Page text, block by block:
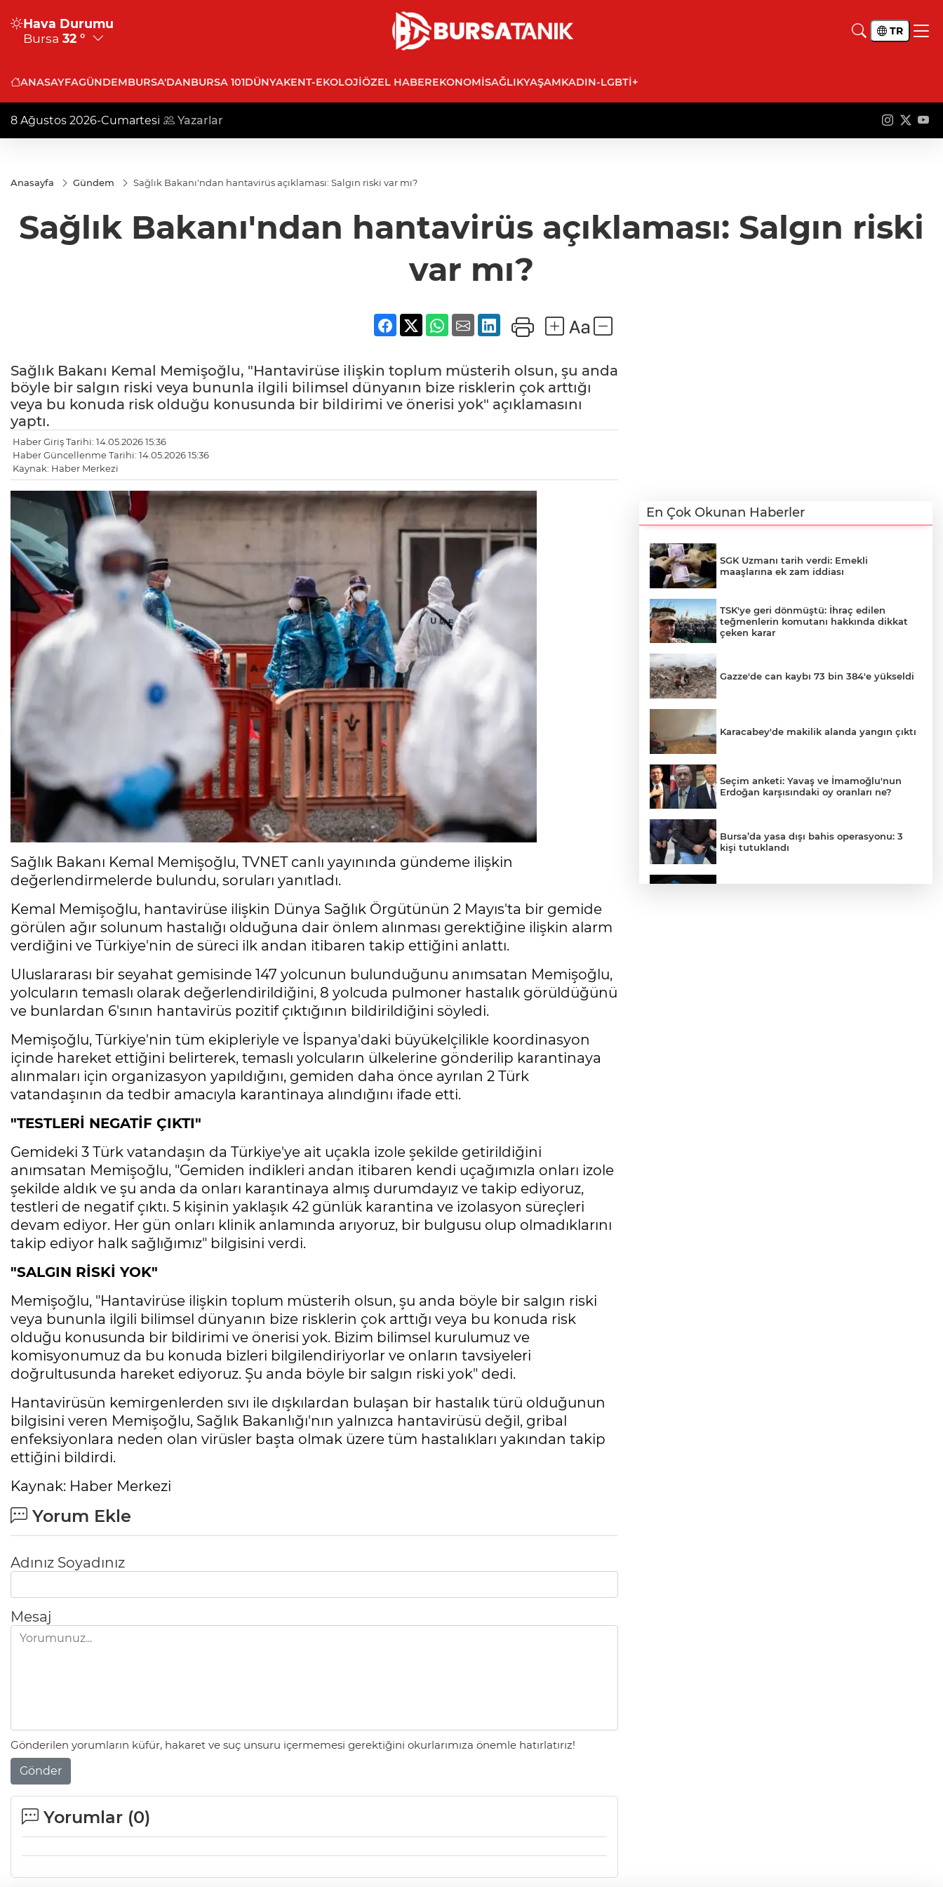
Hava Durumu
Bursa 32 ° TR
ANASAYFAGÜNDEMBURSA'DANBURSA 101DÜNYAKENT-EKOLOJIÖZEL HABEREKONOMISAĞLIKYAŞAMKADIN-LGBTİ+
8 Ağustos 2026-Cumartesi Yazarlar
Anasayfa Gündem Sağlık Bakanı'ndan hantavirüs açıklaması: Salgın riski var mı?
Sağlık Bakanı'ndan hantavirüs açıklaması: Salgın riski
var mı?
Sağlık Bakanı Kemal Memişoğlu, "Hantavirüse ilişkin toplum müsterih olsun, şu anda
böyle bir salgın riski veya bununla ilgili bilimsel dünyanın bize risklerin çok arttığı
veya bu konuda risk olduğu konusunda bir bildirimi ve önerisi yok" açıklamasını
yaptı.
Haber Giriş Tarihi: 14.05.2026 15:36
Haber Güncellenme Tarihi: 14.05.2026 15:36
Kaynak: Haber Merkezi
Sağlık Bakanı Kemal Memişoğlu, TVNET canlı yayınında gündeme ilişkin
değerlendirmelerde bulundu, soruları yanıtladı.
Kemal Memişoğlu, hantavirüse ilişkin Dünya Sağlık Örgütünün 2 Mayıs'ta bir gemide
görülen ağır solunum hastalığı olduğuna dair önlem alınması gerektiğine ilişkin alarm
verdiğini ve Türkiye'nin de süreci ilk andan itibaren takip ettiğini anlattı.
Uluslararası bir seyahat gemisinde 147 yolcunun bulunduğunu anımsatan Memişoğlu,
yolcuların temaslı olarak değerlendirildiğini, 8 yolcuda pulmoner hastalık görüldüğünü
ve bunlardan 6'sının hantavirüs pozitif çıktığının bildirildiğini söyledi.
Memişoğlu, Türkiye'nin tüm ekipleriyle ve İspanya'daki büyükelçilikle koordinasyon
içinde hareket ettiğini belirterek, temaslı yolcuların ülkelerine gönderilip karantinaya
alınmaları için organizasyon yapıldığını, gemiden daha önce ayrılan 2 Türk
vatandaşının da tedbir amacıyla karantinaya alındığını ifade etti.
"TESTLERİ NEGATİF ÇIKTI"
Gemideki 3 Türk vatandaşın da Türkiye'ye ait uçakla izole şekilde getirildiğini
anımsatan Memişoğlu, "Gemiden indikleri andan itibaren kendi uçağımızla onları izole
şekilde aldık ve şu anda da onları karantinaya almış durumdayız ve takip ediyoruz,
testleri de negatif çıktı. 5 kişinin yaklaşık 42 günlük karantina ve izolasyon süreçleri
devam ediyor. Her gün onları klinik anlamında arıyoruz, bir bulgusu olup olmadıklarını
takip ediyor halk sağlığımız" bilgisini verdi.
"SALGIN RİSKİ YOK"
Memişoğlu, "Hantavirüse ilişkin toplum müsterih olsun, şu anda böyle bir salgın riski
veya bununla ilgili bilimsel dünyanın bize risklerin çok arttığı veya bu konuda risk
olduğu konusunda bir bildirimi ve önerisi yok. Bizim bilimsel kurulumuz ve
komisyonumuz da bu konuda bizleri bilgilendiriyorlar ve onların tavsiyeleri
doğrultusunda hareket ediyoruz. Şu anda böyle bir salgın riski yok" dedi.
Hantavirüsün kemirgenlerden sıvı ile dışkılardan bulaşan bir hastalık türü olduğunun
bilgisini veren Memişoğlu, Sağlık Bakanlığı'nın yalnızca hantavirüsü değil, gribal
enfeksiyonlara neden olan virüsler başta olmak üzere tüm hastalıkları yakından takip
ettiğini bildirdi.
Kaynak: Haber Merkezi
Yorum Ekle
Adınız Soyadınız
Mesaj
Gönderilen yorumların küfür, hakaret ve suç unsuru içermemesi gerektiğini okurlarımıza önemle hatırlatırız!
Gönder
Yorumlar (0)
En Çok Okunan Haberler
SGK Uzmanı tarih verdi: Emekli
maaşlarına ek zam iddiası
TSK'ye geri dönmüştü: İhraç edilen
teğmenlerin komutanı hakkında dikkat
çeken karar
Gazze'de can kaybı 73 bin 384'e yükseldi
Karacabey'de makilik alanda yangın çıktı
Seçim anketi: Yavaş ve İmamoğlu'nun
Erdoğan karşısındaki oy oranları ne?
Bursa’da yasa dışı bahis operasyonu: 3
kişi tutuklandı